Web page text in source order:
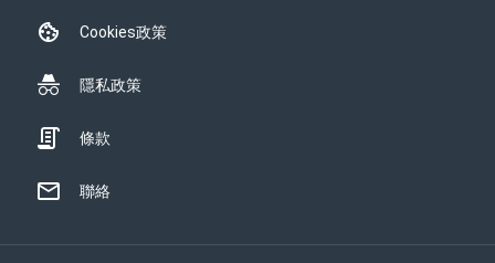
Cookies政策
隱私政策
條款
聯絡